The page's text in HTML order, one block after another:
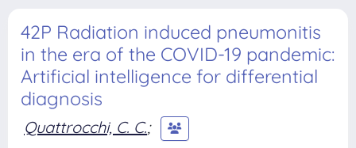
42P Radiation induced pneumonitis
in the era of the COVID-19 pandemic:
Artificial intelligence for differential
diagnosis
Quattrocchi, C. C.;